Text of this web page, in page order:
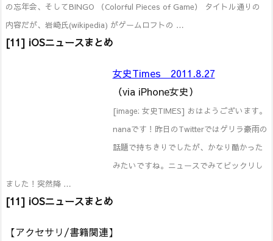
の忘年会、そしてBINGO （Colorful Pieces of Game） タイトル通りの
内容だが、岩崎氏(wikipedia) がゲームロフトの …
[11] iOSニュースまとめ
女史Times 2011.8.27
（via iPhone女史）
[image: 女史TIMES] おはようございます。
nanaです！昨日のTwitterではゲリラ豪雨の
話題で持ちきりでしたが、かなり酷かった
みたいですね。ニュースでみてビックリし
ました！突然降 …
[11] iOSニュースまとめ
【アクセサリ/書籍関連】